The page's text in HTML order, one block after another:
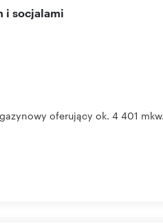
i socjalami
oferujący ok. 4 401